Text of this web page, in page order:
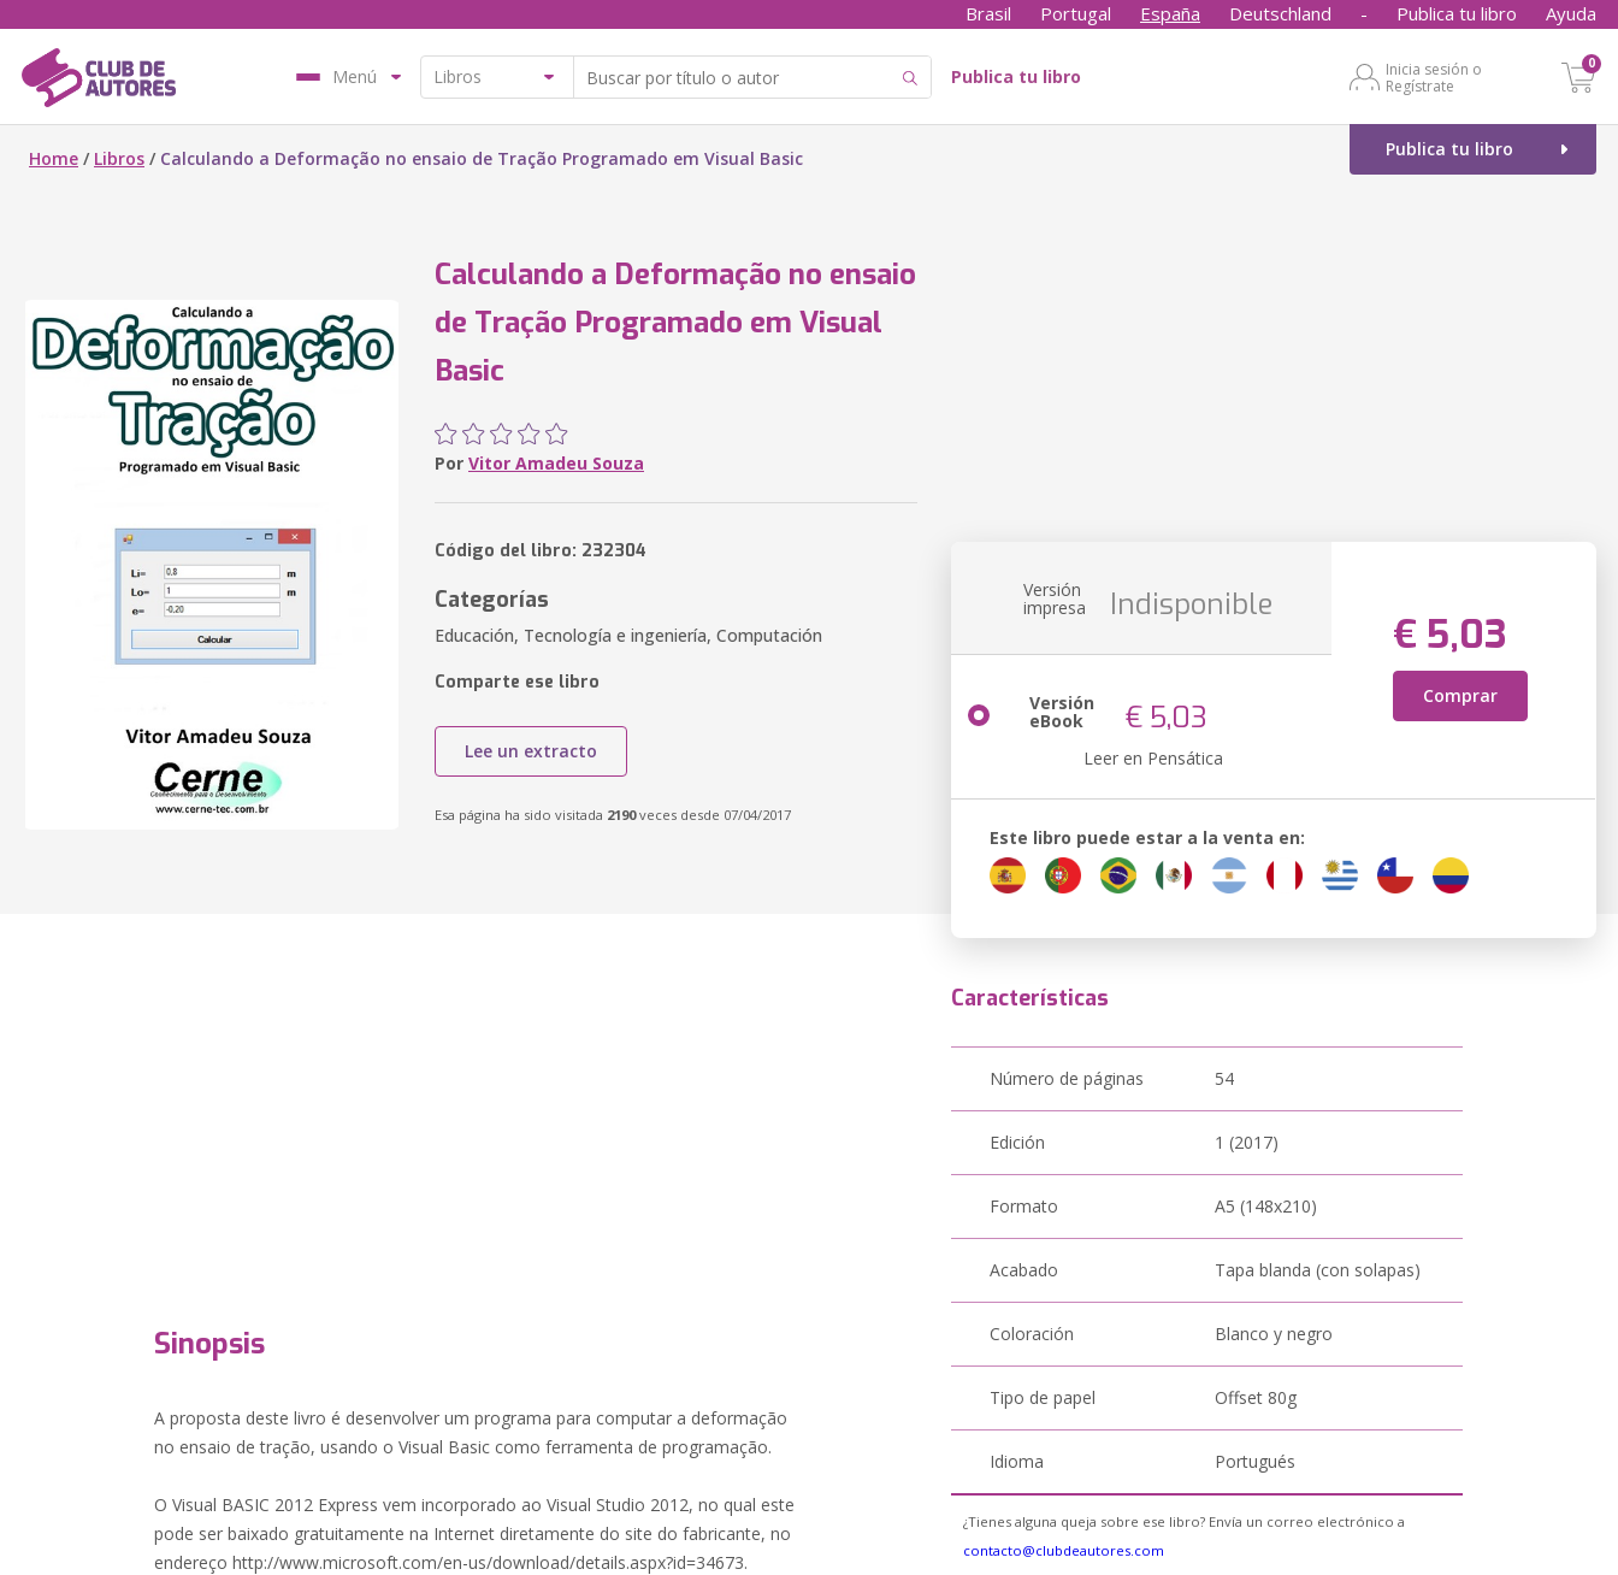
Brasil Portugal España Deutschland - Publica tu libro Ayuda
Menú Publica tu libro
Inicia sesión o
Regístrate
0
Publica tu libro
Home / Libros / Calculando a Deformação no ensaio de Tração Programado em Visual Basic
Calculando a Deformação no ensaio
de Tração Programado em Visual
Basic
Por Vitor Amadeu Souza
Código del libro: 232304
Categorías
Educación, Tecnología e ingeniería, Computación
Comparte ese libro
Lee un extracto
Esa página ha sido visitada 2190veces desde 07/04/2017
Versión
impresa Indisponible
€ 5,03
Comprar
Versión
eBook € 5,03
Leer en Pensática
Este libro puede estar a la venta en:
Sinopsis
A proposta deste livro é desenvolver um programa para computar a deformação
no ensaio de tração, usando o Visual Basic como ferramenta de programação.
O Visual BASIC 2012 Express vem incorporado ao Visual Studio 2012, no qual este
pode ser baixado gratuitamente na Internet diretamente do site do fabricante, no
endereço http://www.microsoft.com/en-us/download/details.aspx?id=34673.
Características
Número de páginas 54
Edición 1 (2017)
Formato A5 (148x210)
Acabado Tapa blanda (con solapas)
Coloración Blanco y negro
Tipo de papel Offset 80g
Idioma Portugués
¿Tienes alguna queja sobre ese libro? Envía un correo electrónico a
contacto@clubdeautores.com